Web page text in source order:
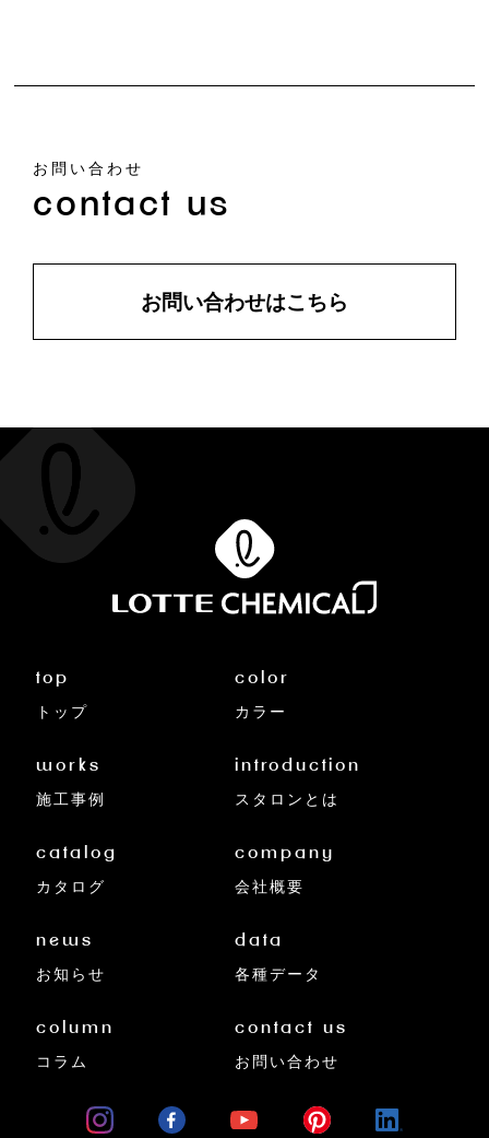
お問い合わせ
contact us
お問い合わせはこちら
top
トップ
color
カラー
works
施工事例
introduction
スタロンとは
catalog
カタログ
company
会社概要
news
お知らせ
data
各種データ
column
コラム
contact us
お問い合わせ